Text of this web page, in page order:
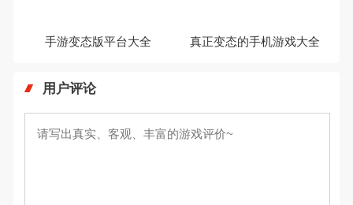
手游变态版平台大全 真正变态的手机游戏大全
用户评论